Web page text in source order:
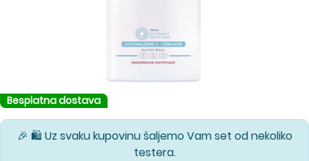
Besplatna dostava
🎉 🛍️ Uz svaku kupovinu šaljemo Vam set od nekoliko
testera.